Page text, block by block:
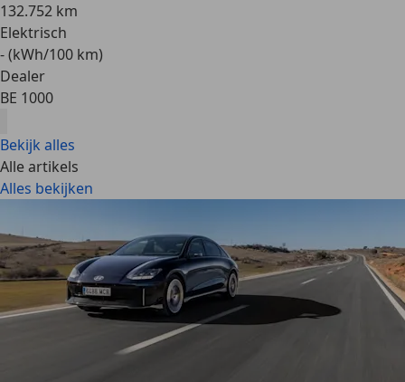
132.752 km
Elektrisch
- (kWh/100 km)
Dealer
BE 1000
Bekijk alles
Alle artikels
Alles bekijken